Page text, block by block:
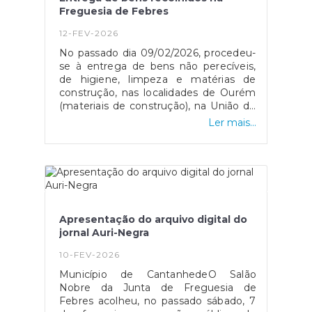
Freguesia de Febres
12-FEV-2026
No passado dia 09/02/2026, procedeu-
se à entrega de bens não perecíveis,
de higiene, limpeza e matérias de
construção, nas localidades de Ourém
(materiais de construção), na União de
Freguesia de Pousos e, na Freguesia
perecíveis e os restantes), recolhidos
empresariais e, pela comunidade.Foi
através da solidariedade dos
bens não perecíveis e no peditório
realizado em lugares da Freguesia por
pessoas da comunidade, angariar um
valor de 3.131,00€ revertidos na
alimentares/produtos de higiene/
limpeza, para entrega nestes
locais.Todos os bens foram entregues a
Ler mais...
Apresentação do arquivo digital do
jornal Auri-Negra
10-FEV-2026
Município de CantanhedeO Salão
Nobre da Junta de Freguesia de
Febres acolheu, no passado sábado, 7